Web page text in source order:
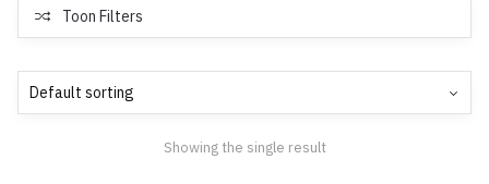
Toon Filters
Showing the single result